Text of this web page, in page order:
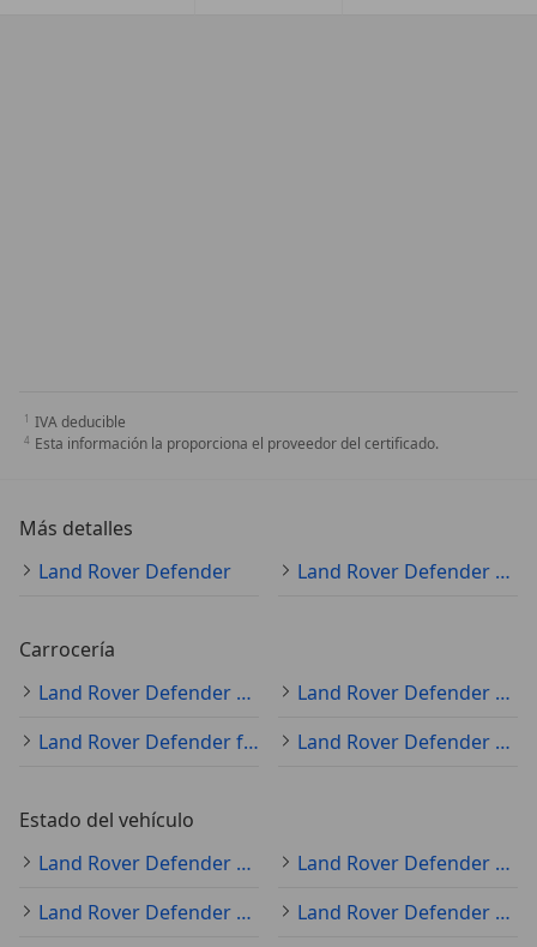
IVA deducible
Esta información la proporciona el proveedor del certificado.
Más detalles
Land Rover Defender
Land Rover Defender Especificaciones técnicas
Carrocería
Land Rover Defender SUV/4x4/pickup
Land Rover Defender cabrio
Land Rover Defender furgoneta
Land Rover Defender sedán
Estado del vehículo
Land Rover Defender ocasión
Land Rover Defender nuevo
Land Rover Defender clásico
Land Rover Defender KM0